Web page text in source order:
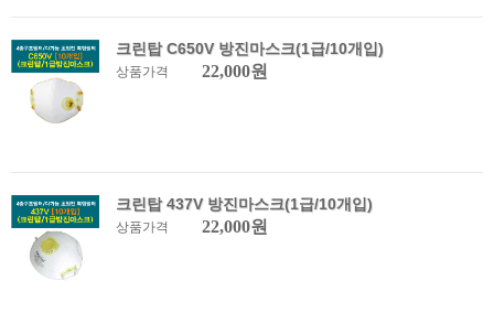
크린탑 C650V 방진마스크(1급/10개입)
상품가격 22,000원
크린탑 437V 방진마스크(1급/10개입)
상품가격 22,000원